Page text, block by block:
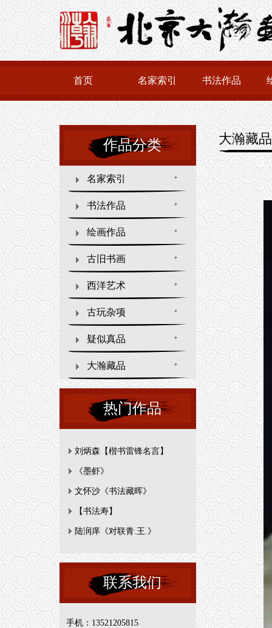
首页 名家索引 书法作品
作品分类
名家索引
书法作品
绘画作品
古旧书画
西洋艺术
古玩杂项
疑似真品
大瀚藏品
热门作品
刘炳森【楷书雷锋名言】
《墨虾》
文怀沙《书法藏晖》
【书法寿】
陆润庠《对联青.王.》
联系我们
手机：13521205815
大瀚藏品